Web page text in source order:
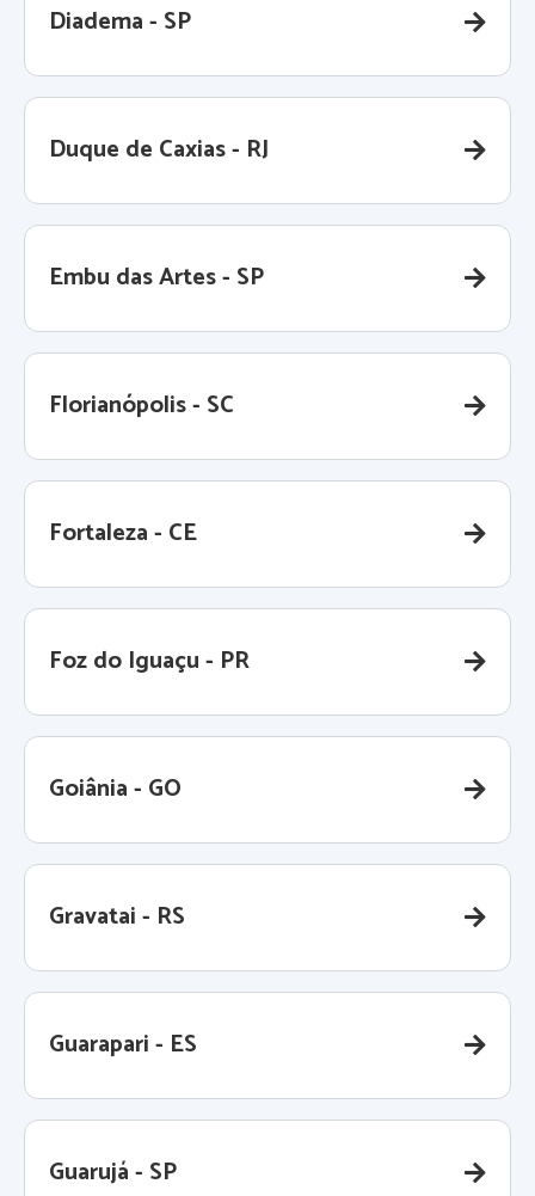
Diadema - SP
Duque de Caxias - RJ
Embu das Artes - SP
Florianópolis - SC
Fortaleza - CE
Foz do Iguaçu - PR
Goiânia - GO
Gravatai - RS
Guarapari - ES
Guarujá - SP